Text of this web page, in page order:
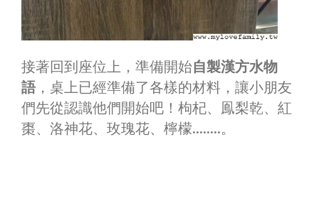
接著回到座位上，準備開始自製漢方水物
語，桌上已經準備了各樣的材料，讓小朋友
們先從認識他們開始吧！枸杞、鳯梨乾、紅
棗、洛神花、玫瑰花、檸檬……..。